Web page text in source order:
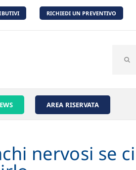
RICHIEDI UN PREVENTIVO
per:
AREA RISERVATA
nervosi se ci